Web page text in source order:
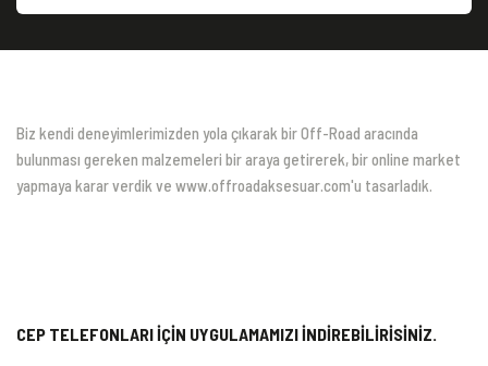
Biz kendi deneyimlerimizden yola çıkarak bir Off-Road aracında
bulunması gereken malzemeleri bir araya getirerek, bir online market
yapmaya karar verdik ve www.offroadaksesuar.com'u tasarladık.
CEP TELEFONLARI İÇİN UYGULAMAMIZI İNDİREBİLİRİSİNİZ.